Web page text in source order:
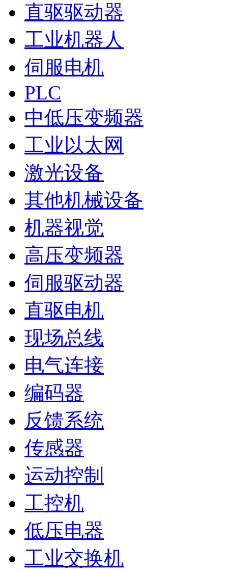
直驱驱动器
工业机器人
伺服电机
PLC
中低压变频器
工业以太网
激光设备
其他机械设备
机器视觉
高压变频器
伺服驱动器
直驱电机
现场总线
电气连接
编码器
反馈系统
传感器
运动控制
工控机
低压电器
工业交换机